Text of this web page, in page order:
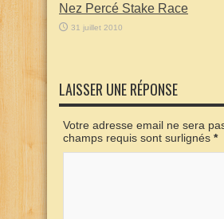
Nez Percé Stake Race
31 juillet 2010
LAISSER UNE RÉPONSE
Votre adresse email ne sera
champs requis sont surlignés *